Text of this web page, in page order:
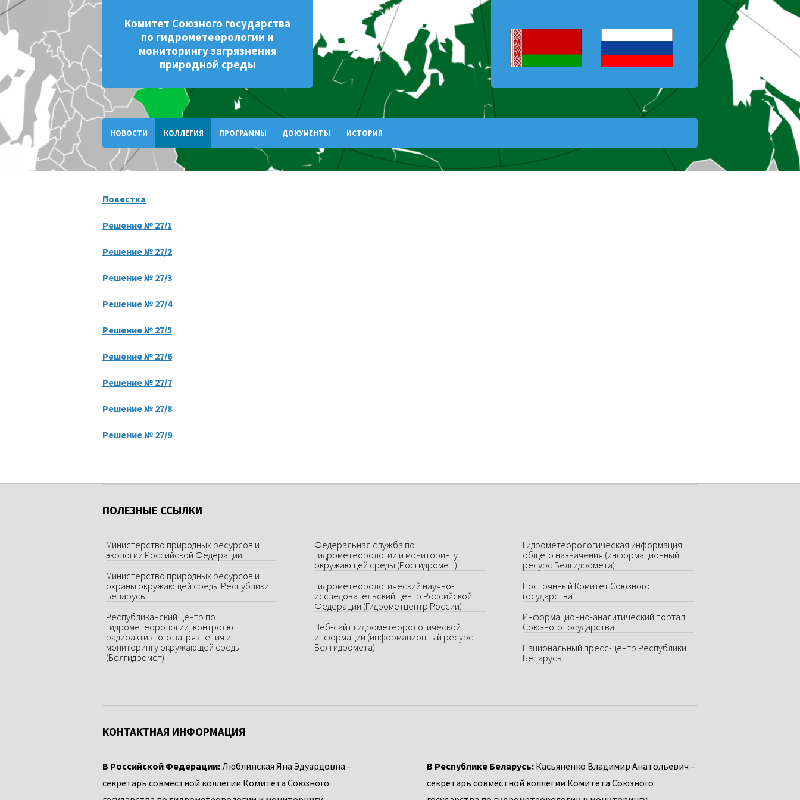
Комитет Союзного государства
по гидрометеорологии и
мониторингу загрязнения
природной среды
НОВОСТИ КОЛЛЕГИЯ ПРОГРАММЫ ДОКУМЕНТЫ ИСТОРИЯ
Повестка
Решение № 27/1
Решение № 27/2
Решение № 27/3
Решение № 27/4
Решение № 27/5
Решение № 27/6
Решение № 27/7
Решение № 27/8
Решение № 27/9
ПОЛЕЗНЫЕ ССЫЛКИ
Министерство природных ресурсов и
экологии Российской Федерации
Министерство природных ресурсов и
охраны окружающей среды Республики
Беларусь
Республиканский центр по
гидрометеорологии, контролю
радиоактивного загрязнения и
мониторингу окружающей среды
(Белгидромет)
Федеральная служба по
гидрометеорологии и мониторингу
окружающей среды (Росгидромет )
Гидрометеорологический научно-
исследовательский центр Российской
Федерации (Гидрометцентр России)
Веб-сайт гидрометеорологической
информации (информационный ресурс
Белгидромета)
Гидрометеорологическая информация
общего назначения (информационный
ресурс Белгидромета)
Постоянный Комитет Союзного
государства
Информационно-аналитический портал
Союзного государства
Национальный пресс-центр Республики
Беларусь
КОНТАКТНАЯ ИНФОРМАЦИЯ
В Российской Федерации:Люблинская Яна Эдуардовна –
секретарь совместной коллегии Комитета Союзного
В Республике Беларусь: Касьяненко Владимир Анатольевич –
секретарь совместной коллегии Комитета Союзного